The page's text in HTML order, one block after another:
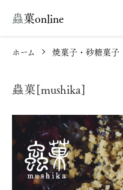
蟲菓online
ホーム 焼菓子・砂糖菓子
蟲菓[mushika]